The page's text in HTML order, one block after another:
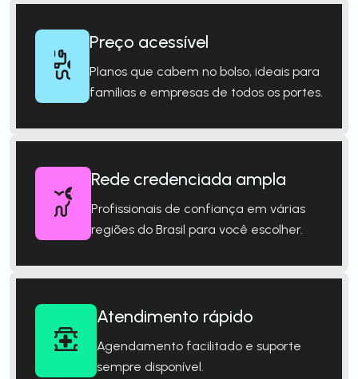
Preço acessível
Planos que cabem no bolso, ideais para
famílias e empresas de todos os portes.
Rede credenciada ampla
Profissionais de confiança em várias
regiões do Brasil para você escolher.
Atendimento rápido
Agendamento facilitado e suporte
sempre disponível.